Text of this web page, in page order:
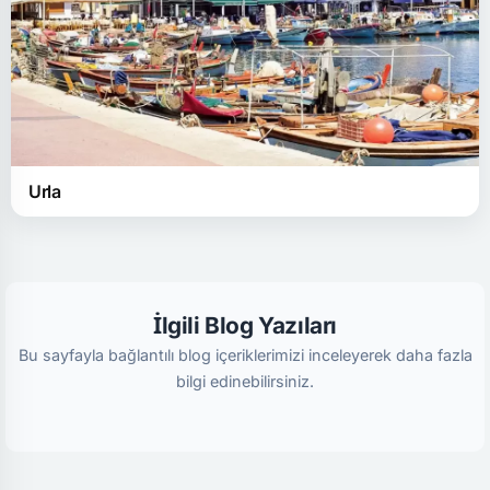
ulaşabileceğiniz transfer hizmeti.
İzmir ADB Havalimanı Mordoğan Karşılama Hizmeti
İzmir Havalimanı transferhizmetimizin yanı sıra,
misafirlerimize sunduğumuz özel karşılama hizmetiyle
seyahatinizin daha da sorunsuz ve rahat geçmesini
sağlıyoruz. Havaalanına indiğiniz andan itibaren,
Urla
İlgili Blog Yazıları
Bu sayfayla bağlantılı blog içeriklerimizi inceleyerek daha fazla
bilgi edinebilirsiniz.